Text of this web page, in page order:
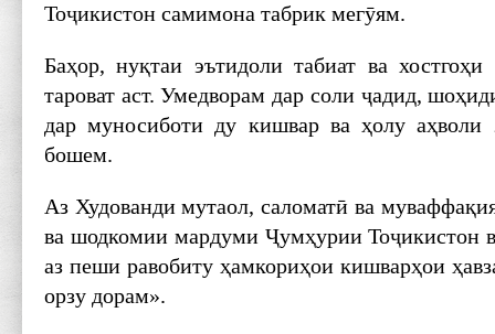
Тоҷикистон самимона табрик мегӯям.
Баҳор, нуқтаи эътидоли табиат ва
тароват аст. Умедворам дар соли ҷадид,
дар муносиботи ду кишвар ва ҳолу аҳволи
бошем.
Аз Худованди мутаол, саломатӣ ва
ва шодкомии мардуми Ҷумҳурии Тоҷикистон
аз пеши равобиту ҳамкориҳои кишварҳои
орзу дорам».